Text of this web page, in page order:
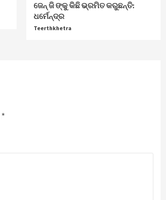
ଜେନ୍‌ ଜି ଙ୍କୁ କିଛି ଭ୍ରମିତ କରୁଛନ୍ତି:
ଧର୍ମେନ୍ଦ୍ର
Teerthkhetra
*